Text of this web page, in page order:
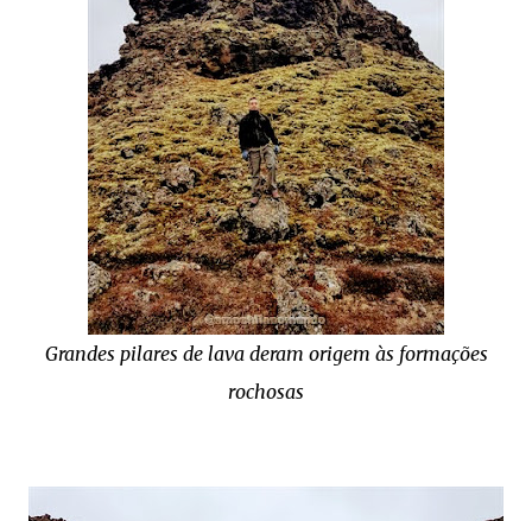
Grandes pilares de lava deram origem às formações
rochosas